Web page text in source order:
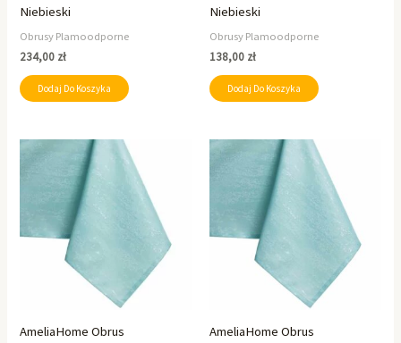
Niebieski
Obrusy Plamoodporne
234,00 zł
Dodaj Do Koszyka
Niebieski
Obrusy Plamoodporne
138,00 zł
Dodaj Do Koszyka
AmeliaHome Obrus
AmeliaHome Obrus